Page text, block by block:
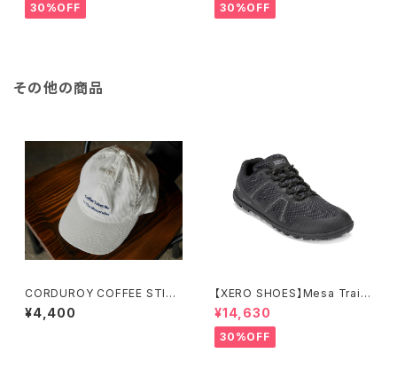
30%OFF 30%OFF
その他の商品
CORDUROY COFFEE STIT
CHING CAP
¥4,400
【XERO SHOES】Mesa Trail
WP (ブラック)
¥14,630
30%OFF